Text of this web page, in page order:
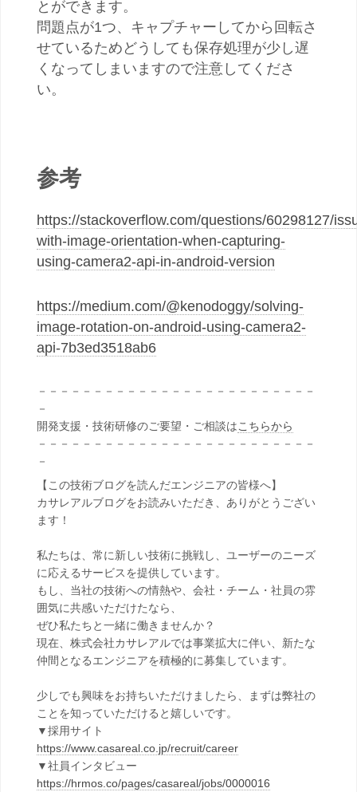
とができます。
問題点が1つ、キャプチャーしてから回転さ
せているためどうしても保存処理が少し遅
くなってしまいますので注意してくださ
い。
参考
https://stackoverflow.com/questions/60298127/
with-image-orientation-when-capturing-
using-camera2-api-in-android-version
https://medium.com/@kenodoggy/solving-
image-rotation-on-android-using-camera2-
api-7b3ed3518ab6
－－－－－－－－－－－－－－－－－－－－－－－－－
－
開発支援・技術研修のご要望・ご相談はこちらから
－－－－－－－－－－－－－－－－－－－－－－－－－
－
【この技術ブログを読んだエンジニアの皆様へ】
カサレアルブログをお読みいただき、ありがとうござい
ます！
私たちは、常に新しい技術に挑戦し、ユーザーのニーズ
に応えるサービスを提供しています。
もし、当社の技術への情熱や、会社・チーム・社員の雰
囲気に共感いただけたなら、
ぜひ私たちと一緒に働きませんか？
現在、株式会社カサレアルでは事業拡大に伴い、新たな
仲間となるエンジニアを積極的に募集しています。
少しでも興味をお持ちいただけましたら、まずは弊社の
ことを知っていただけると嬉しいです。
▼採用サイト
https://www.casareal.co.jp/recruit/career
▼社員インタビュー
https://hrmos.co/pages/casareal/jobs/0000016